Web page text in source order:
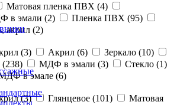
Матовая пленка ПВХ (4)
в эмали (2) Пленка ПВХ (95)
акрил (2)
(3) Акрил (6) Зеркало (10)
238) МДФ в эмали (3) Стекло (1)
в эмале (6)
(3) Глянцевое (101)
Матовая